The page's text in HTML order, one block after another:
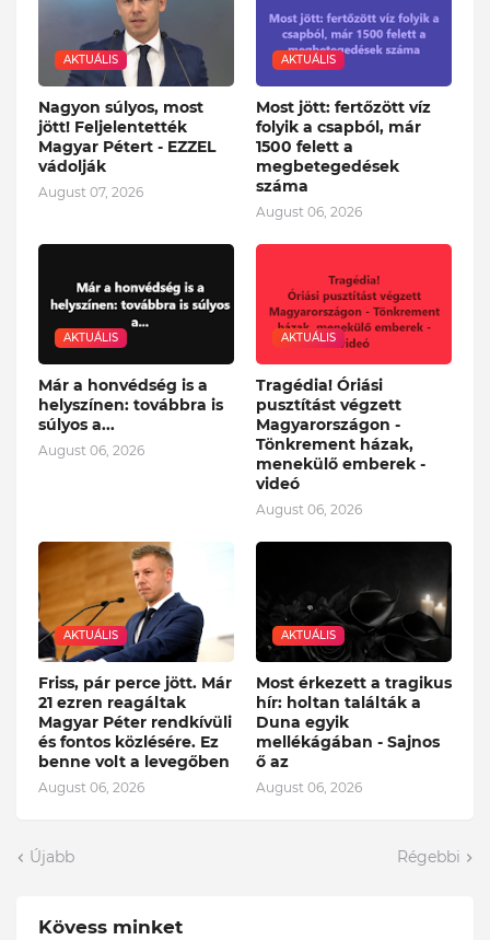
AKTUÁLIS
Nagyon súlyos, most
jött! Feljelentették
Magyar Pétert - EZZEL
vádolják
August 07, 2026
AKTUÁLIS
Most jött: fertőzött víz
folyik a csapból, már
1500 felett a
megbetegedések
száma
August 06, 2026
AKTUÁLIS
Már a honvédség is a
helyszínen: továbbra is
súlyos a...
August 06, 2026
AKTUÁLIS
Tragédia! Óriási
pusztítást végzett
Magyarországon -
Tönkrement házak,
menekülő emberek -
videó
August 06, 2026
AKTUÁLIS
Friss, pár perce jött. Már
21 ezren reagáltak
Magyar Péter rendkívüli
és fontos közlésére. Ez
benne volt a levegőben
August 06, 2026
AKTUÁLIS
Most érkezett a tragikus
hír: holtan találták a
Duna egyik
mellékágában - Sajnos
ő az
August 06, 2026
Újabb Régebbi
Kövess minket